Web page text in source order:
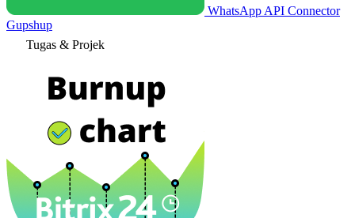
WhatsApp API Connector
Gupshup
Tugas & Projek